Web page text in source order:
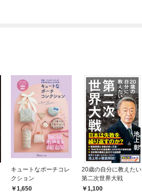
キュートなポーチコレ
クション
1,650
20歳の自分に教えたい
第二次世界大戦
1,100